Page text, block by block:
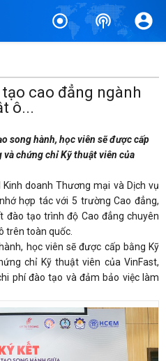
cao đẳng ngành
ô...
song hành, học viên sẽ được cấp
chứng chỉ Kỹ thuật viên của
doanh Thương mại và Dịch vụ
hợp tác với 5 trường Cao đẳng,
đào tạo trình độ Cao đẳng chuyên
trên toàn quốc.
học viên sẽ được cấp bằng Kỹ
chỉ Kỹ thuật viên của VinFast,
phí đào tạo và đảm bảo việc làm